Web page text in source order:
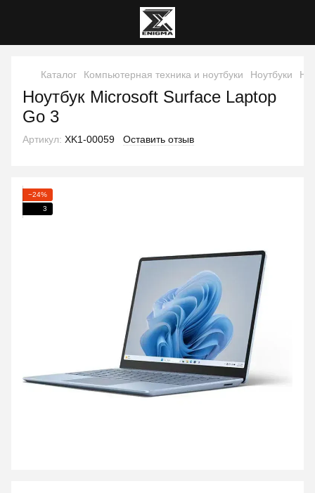
Каталог Компьютерная техника и ноутбуки Ноутбуки
Ноутбук Microsoft Surface Laptop
Go 3
Артикул: XK1-00059 Оставить отзыв
−24%
3